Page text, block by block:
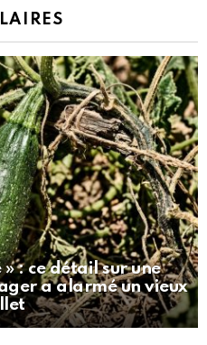
: ce détail sur une
a alarmé un vieux